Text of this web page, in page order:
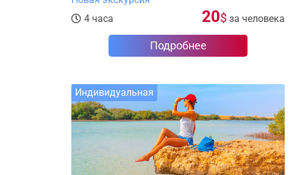
4 часа
20$ за человека
Подробнее
Индивидуальная